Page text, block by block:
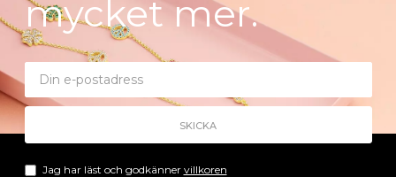
mycket mer.
Jag har läst och godkänner villkoren